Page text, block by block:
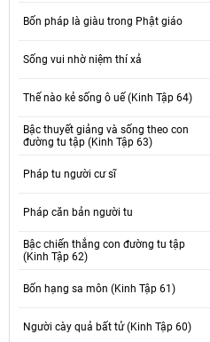
Bốn pháp là giàu trong Phật giáo
Sống vui nhờ niệm thí xả
Thế nào kẻ sống ô uế (Kinh Tập 64)
Bậc thuyết giảng và sống theo con
đường tu tập (Kinh Tập 63)
Pháp tu người cư sĩ
Pháp căn bản người tu
Bậc chiến thắng con đường tu tập
(Kinh Tập 62)
Bốn hạng sa môn (Kinh Tập 61)
Người cày quả bất tử (Kinh Tập 60)